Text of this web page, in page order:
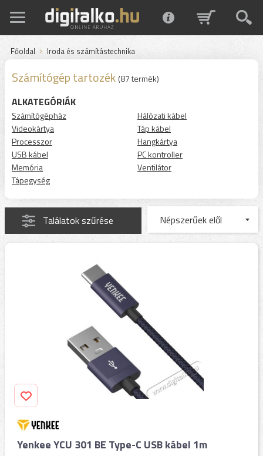
Főoldal Iroda és számítástechnika
Számítógép tartozék (87 termék)
ALKATEGÓRIÁK
Számítógépház
Videokártya
Processzor
USB kábel
Memória
Tápegység
Hálózati kábel
Táp kábel
Hangkártya
PC kontroller
Ventilátor
Találatok szűrése
Yenkee YCU 301 BE Type-C USB kábel 1m